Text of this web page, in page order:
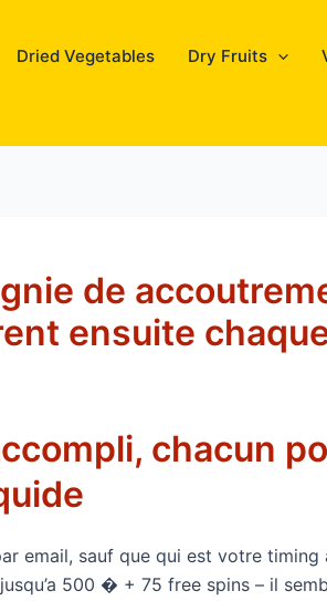
Dried Vegetables Dry Fruits
de
ensuite
chacun
email, sauf que qui est votre
500 � + 75 free spins – il